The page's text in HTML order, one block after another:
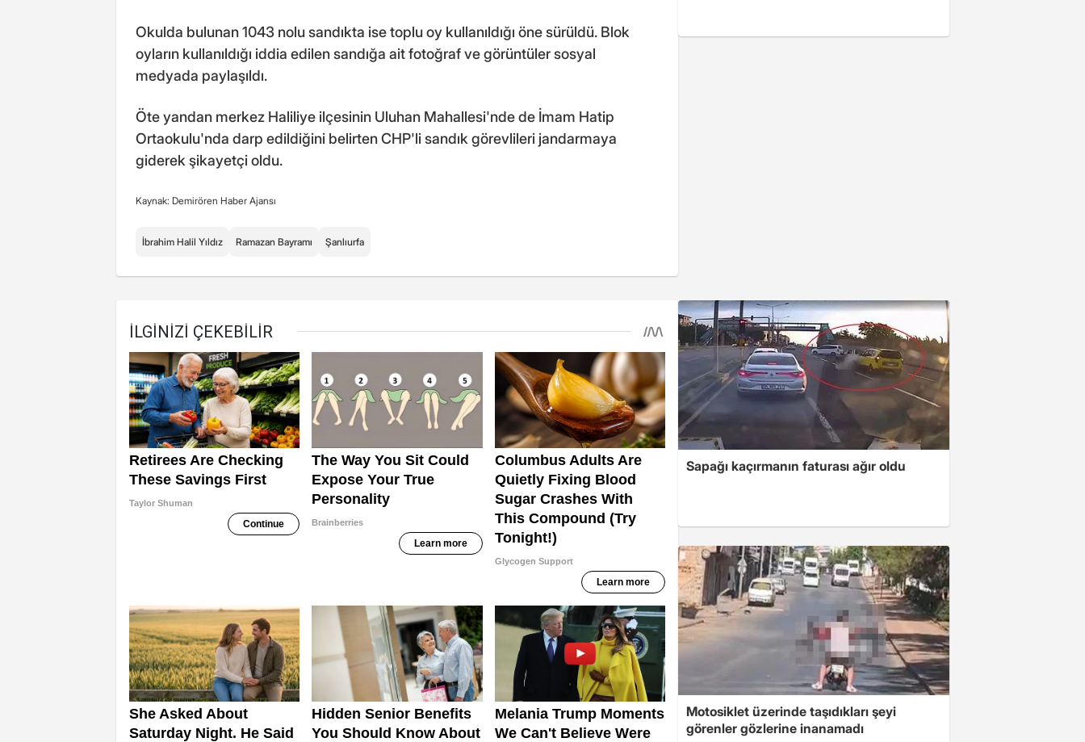
Okulda bulunan 1043 nolu sandıkta ise toplu oy kullanıldığı öne sürüldü. Blok
oyların kullanıldığı iddia edilen sandığa ait fotoğraf ve görüntüler sosyal
medyada paylaşıldı.
Öte yandan merkez Haliliye ilçesinin Uluhan Mahallesi'nde de İmam Hatip
Ortaokulu'nda darp edildiğini belirten CHP'li sandık görevlileri jandarmaya
giderek şikayetçi oldu.
Kaynak: Demirören Haber Ajansı
İbrahim Halil Yıldız Ramazan Bayramı Şanlıurfa
Sapağı kaçırmanın faturası ağır oldu
Motosiklet üzerinde taşıdıkları şeyi
görenler gözlerine inanamadı